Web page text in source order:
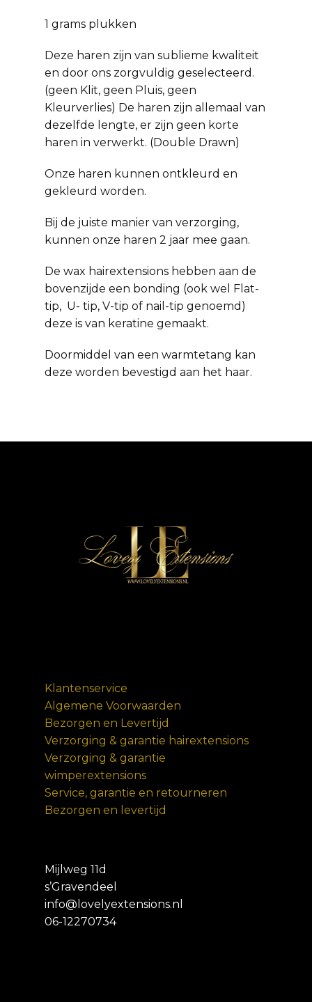
1 grams plukken
Deze haren zijn van sublieme kwaliteit
en door ons zorgvuldig geselecteerd.
(geen Klit, geen Pluis, geen
Kleurverlies) De haren zijn allemaal van
dezelfde lengte, er zijn geen korte
haren in verwerkt. (Double Drawn)
Onze haren kunnen ontkleurd en
gekleurd worden.
Bij de juiste manier van verzorging,
kunnen onze haren 2 jaar mee gaan.
De wax hairextensions hebben aan de
bovenzijde een bonding (ook wel Flat-
tip, U- tip, V-tip of nail-tip genoemd)
deze is van keratine gemaakt.
Doormiddel van een warmtetang kan
deze worden bevestigd aan het haar.
Klantenservice
Algemene Voorwaarden
Bezorgen en Levertijd
Verzorging & garantie hairextensions
Verzorging & garantie
wimperextensions
Service, garantie en retourneren
Bezorgen en levertijd
Mijlweg 11d
s’Gravendeel
info@lovelyextensions.nl
06-12270734